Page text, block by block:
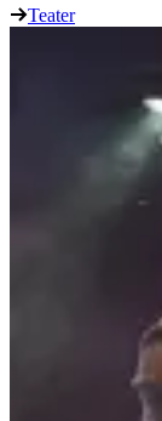
Teater